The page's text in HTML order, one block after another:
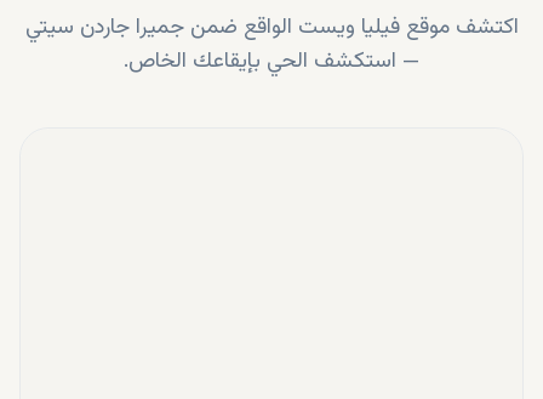
اكتشف موقع فيليا ويست الواقع ضمن جميرا جاردن سيتي
— استكشف الحي بإيقاعك الخاص.